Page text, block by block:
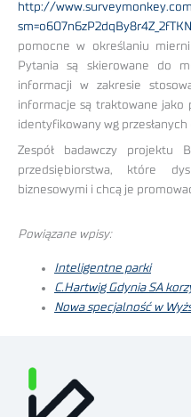
http://
pomocne w określaniu
Pytania są skierowane do
informacji w zakresie
informacje są traktowane
identyfikowany wg przesłanych
Zespół badawczy projektu
przedsiębiorstwa, które
biznesowymi i chcą je
Powiązane wpisy:
Inteligentne parki
C.Hartwig Gdynia SA
Nowa specjalność w